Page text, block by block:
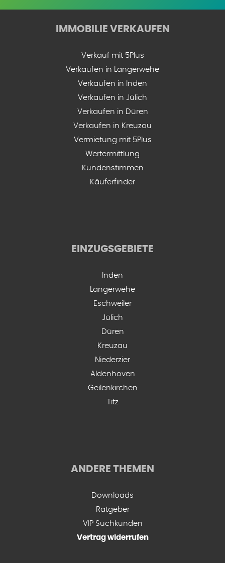
IMMOBILIE VERKAUFEN
Verkauf mit 5Plus
Verkaufen in Langerwehe
Verkaufen in Inden
Verkaufen in Jülich
Verkaufen in Düren
Verkaufen in Kreuzau
Vermietung mit 5Plus
Wertermittlung
Kundenstimmen
Käuferfinder
EINZUGSGEBIETE
Inden
Langerwehe
Eschweiler
Jülich
Düren
Kreuzau
Niederzier
Aldenhoven
Geilenkirchen
Titz
ANDERE THEMEN
Downloads
Ratgeber
VIP Suchkunden
Vertrag widerrufen